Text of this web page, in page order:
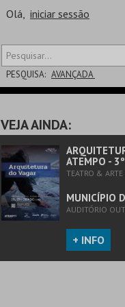
Olá, iniciar sessão
PESQUISA: AVANÇADA
SALA
VEJA AINDA:
ATEMPO -
TEATRO &
MUNICÍPIO
AUDITÓRIO OUT
+ INFO